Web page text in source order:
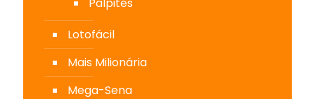
Lotofácil
Mais Milionária
Mega-Sena